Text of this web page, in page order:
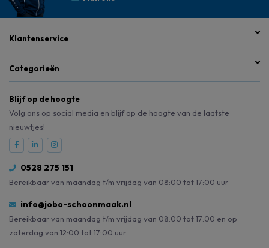
Klantenservice
Categorieën
Blijf op de hoogte
Volg ons op social media en blijf op de hoogte van de laatste
nieuwtjes!
0528 275 151
Bereikbaar van maandag t/m vrijdag van 08:00 tot 17:00 uur
info@jobo-schoonmaak.nl
Bereikbaar van maandag t/m vrijdag van 08:00 tot 17:00 en op
zaterdag van 12:00 tot 17:00 uur